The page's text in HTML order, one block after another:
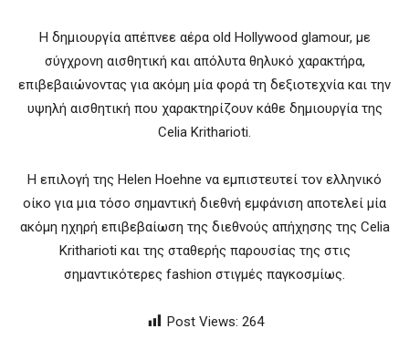
Η δημιουργία απέπνεε αέρα old Hollywood glamour, με
σύγχρονη αισθητική και απόλυτα θηλυκό χαρακτήρα,
επιβεβαιώνοντας για ακόμη μία φορά τη δεξιοτεχνία και την
υψηλή αισθητική που χαρακτηρίζουν κάθε δημιουργία της
Celia Kritharioti.
Η επιλογή της Helen Hoehne να εμπιστευτεί τον ελληνικό
οίκο για μια τόσο σημαντική διεθνή εμφάνιση αποτελεί μία
ακόμη ηχηρή επιβεβαίωση της διεθνούς απήχησης της Celia
Kritharioti και της σταθερής παρουσίας της στις
σημαντικότερες fashion στιγμές παγκοσμίως.
Post Views: 264